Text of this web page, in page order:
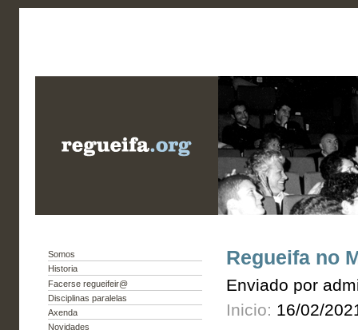
Somos
Historia
Facerse regueifeir@
Disciplinas paralelas
Axenda
Novidades
Regueifa no
Enviado por
Inicio: 16/02/